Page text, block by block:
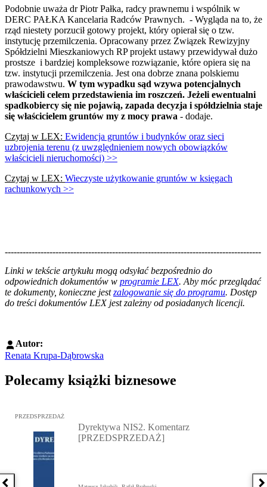
Podobnie uważa dr Piotr Pałka, radcy prawnemu i wspólnik w
DERC PAŁKA Kancelaria Radców Prawnych. - Wygląda na to, że
rząd niestety porzucił gotowy projekt, który opierał się o tzw.
instytucję przemilczenia. Opracowany przez Związek Rewizyjny
Spółdzielni Mieszkaniowych RP projekt ustawy przewidywał dużo
prostsze i bardziej kompleksowe rozwiązanie, które opiera się na
tzw. instytucji przemilczenia. Jest ona dobrze znana polskiemu
prawodawstwu. W tym wypadku sąd wzywa potencjalnych
właścicieli celem przedstawienia im roszczeń. Jeżeli ewentualni
spadkobiercy się nie pojawią, zapada decyzja i spółdzielnia staje
się właścicielem gruntów my z mocy prawa - dodaje.
Czytaj w LEX: Ewidencja gruntów i budynków oraz sieci
uzbrojenia terenu (z uwzględnieniem nowych obowiązków
właścicieli nieruchomości) >>
Czytaj w LEX: Wieczyste użytkowanie gruntów w księgach
rachunkowych >>
--------------------------------------------------------------------------------------
Linki w tekście artykułu mogą odsyłać bezpośrednio do
odpowiednich dokumentów w programie LEX. Aby móc przeglądać
te dokumenty, konieczne jestzalogowanie się do programu. Dostęp
do treści dokumentów LEX jest zależny od posiadanych licencji.
Autor:
Renata Krupa-Dąbrowska
Polecamy książki biznesowe
Przejdź do: Dyrektywa NIS2. Komentarz [PRZEDSPRZEDAŻ],
PRZEDSPRZEDAŻ
Dyrektywa NIS2. Komentarz
[PRZEDSPRZEDAŻ]